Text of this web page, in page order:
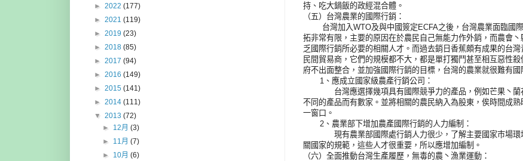
持、吃大鍋飯的政經混合體。
（五）台灣農業的國際行銷：
台灣加入WTO及與中國簽定ECFA之後，台灣農業面臨國際
拓非常有限，主要的原因在於農民自己無能力作外銷，而農會
乏國際行銷所必要的相關人才。而過去銷日香蕉頗有成果的台
民間貿易商，它們的規模都不大，都是單打獨鬥甚至相互惡性
府不出面整合，並加強國際行銷的目標，台灣的農業就很難有國
1、應成立國家級農產行銷公司：
台灣應選擇幾項具有國際競爭力的產品，例如芒果丶蘭花
不同的產品而有數家。並將相關的農民納入為股東，俟時間成
一窗口。
2、農業部下增加農產國際行銷的人力編制：
現有農業部國際處行銷人力很少，了解主要國家巿場環境
關國家的規範，這些人才很重要，所以應增加編制。
（六）全面推動台灣生產履歷，無毒的農丶漁業運動：
► 2022 (177)
► 2021 (119)
► 2019 (23)
► 2018 (85)
► 2017 (94)
► 2016 (149)
► 2015 (141)
► 2014 (111)
▼ 2013 (72)
► 12月(3)
► 11月(7)
► 10月(6)